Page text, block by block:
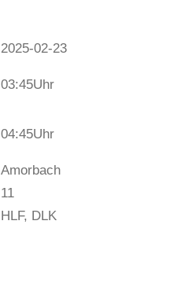
2025-02-23
03:45Uhr
04:45Uhr
Amorbach
11
HLF, DLK